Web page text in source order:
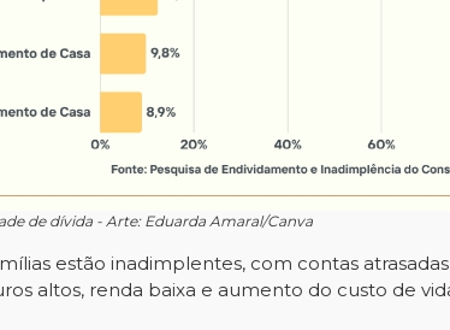
de dívida - Arte: Eduarda Amaral/Canva
estão inadimplentes, com contas
altos, renda baixa e aumento do custo de